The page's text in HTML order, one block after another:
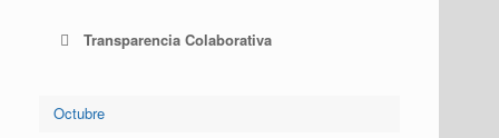
Transparencia Colaborativa
Octubre